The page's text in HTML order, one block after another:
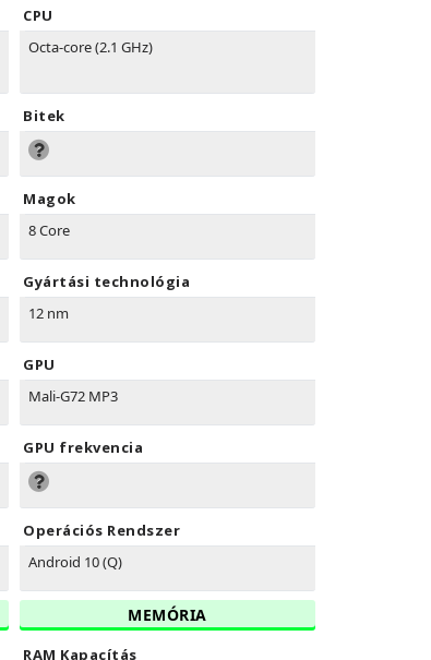
CPU
Octa-core (2.1 GHz)
Bitek
Magok
8 Core
Gyártási technológia
12 nm
GPU
Mali-G72 MP3
GPU frekvencia
Operációs Rendszer
Android 10 (Q)
MEMÓRIA
RAM Kapacítás